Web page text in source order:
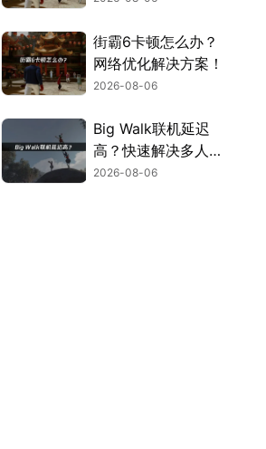
街霸6卡顿怎么办？
网络优化解决方案！
2026-08-06
Big Walk联机延迟
高？快速解决多人联
机卡顿问题！
2026-08-06